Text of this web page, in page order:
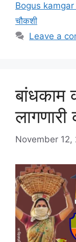
Bogus
चौकशी
Leave a
बांधकाम
November 12,